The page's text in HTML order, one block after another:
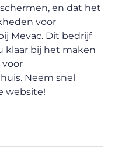
en dat het
voor
Mevac. Dit bedrijf
klaar bij het maken
voor
Neem snel
website!